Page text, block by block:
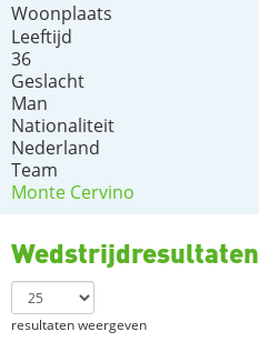
Woonplaats
Leeftijd
36
Geslacht
Man
Nationaliteit
Nederland
Team
Monte Cervino
Wedstrijdresultaten
resultaten weergeven